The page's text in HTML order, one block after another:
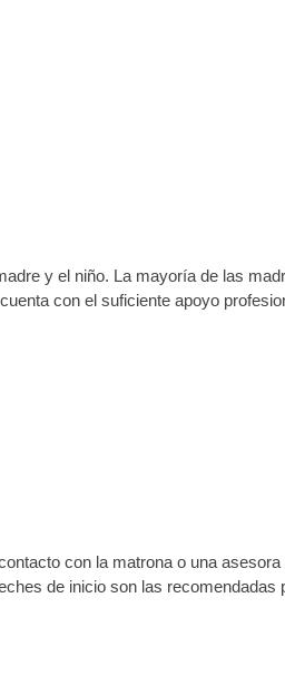
y el niño. La mayoría de las
con el suficiente apoyo
con la matrona o una asesora
de inicio son las recomendadas